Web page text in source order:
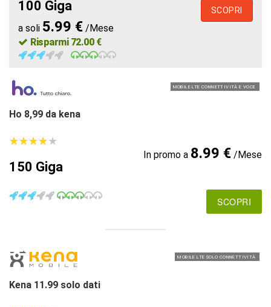
100 Giga
a soli 5.99 € /Mese
Risparmi 72.00 €
SCOPRI
MOBILE LTE CONNETTIVITÀ E VOCE
Ho 8,99 da kena
★★★★★
★★★★★
150 Giga
In promo a 8.99 €/Mese
SCOPRI
MOBILE LTE SOLO CONNETTIVITÀ
Kena 11.99 solo dati